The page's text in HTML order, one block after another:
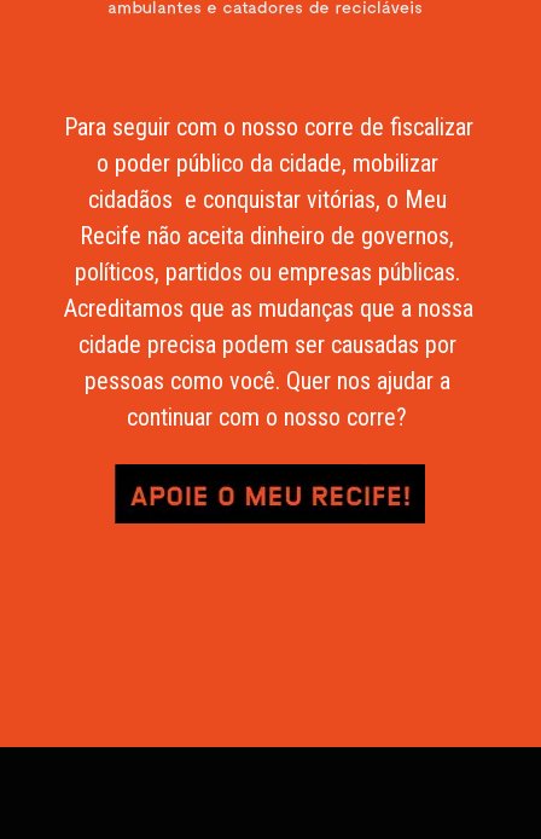
Para seguir com o nosso corre de fiscalizar
o poder público da cidade, mobilizar
cidadãos  e conquistar vitórias, o Meu
Recife não aceita dinheiro de governos,
políticos, partidos ou empresas públicas.
Acreditamos que as mudanças que a nossa
cidade precisa podem ser causadas por
pessoas como você. Quer nos ajudar a
continuar com o nosso corre?